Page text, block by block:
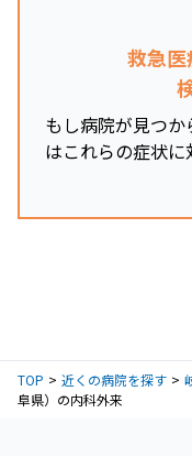
救急
もし病院が見つ
はこれらの症状
TOP 近くの病院を探す
阜県）の内科外来